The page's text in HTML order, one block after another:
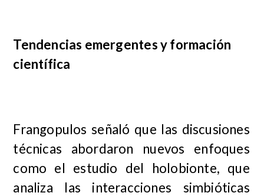
Tendencias emergentes y formación
científica
Frangopulos señaló que las discusiones
técnicas abordaron nuevos enfoques
como el estudio del holobionte, que
analiza las interacciones simbióticas